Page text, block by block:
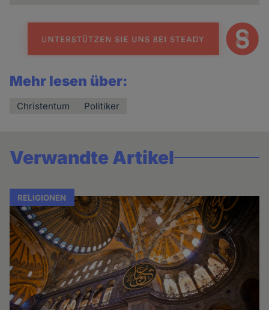
Mehr lesen über:
Christentum Politiker
Verwandte Artikel
RELIGIONEN